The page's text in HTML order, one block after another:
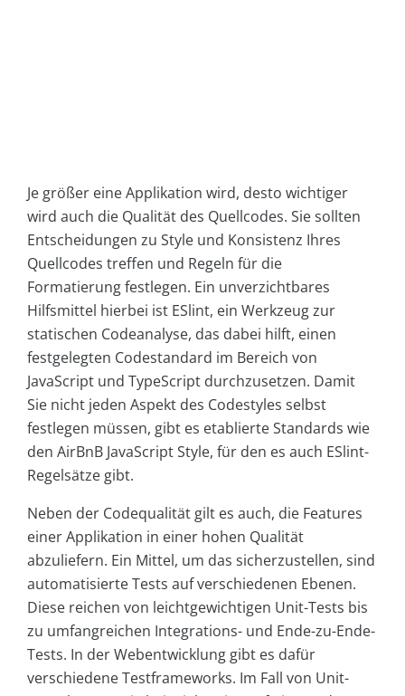
Je größer eine Applikation wird, desto wichtiger
wird auch die Qualität des Quellcodes. Sie sollten
Entscheidungen zu Style und Konsistenz Ihres
Quellcodes treffen und Regeln für die
Formatierung festlegen. Ein unverzichtbares
Hilfsmittel hierbei ist ESlint, ein Werkzeug zur
statischen Codeanalyse, das dabei hilft, einen
festgelegten Codestandard im Bereich von
JavaScript und TypeScript durchzusetzen. Damit
Sie nicht jeden Aspekt des Codestyles selbst
festlegen müssen, gibt es etablierte Standards wie
den AirBnB JavaScript Style, für den es auch ESlint-
Regelsätze gibt.
Neben der Codequalität gilt es auch, die Features
einer Applikation in einer hohen Qualität
abzuliefern. Ein Mittel, um das sicherzustellen, sind
automatisierte Tests auf verschiedenen Ebenen.
Diese reichen von leichtgewichtigen Unit-Tests bis
zu umfangreichen Integrations- und Ende-zu-Ende-
Tests. In der Webentwicklung gibt es dafür
verschiedene Testframeworks. Im Fall von Unit-